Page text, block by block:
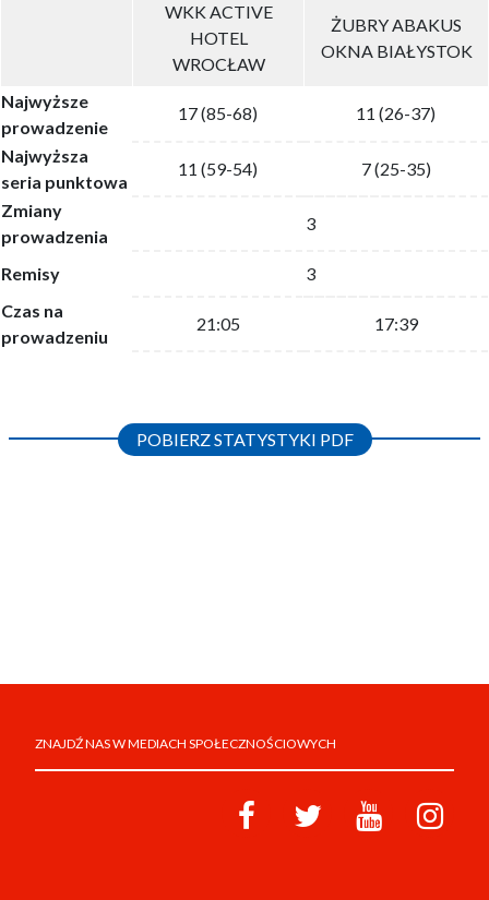
WKK ACTIVE
HOTEL
WROCŁAW
ŻUBRY ABAKUS
OKNA BIAŁYSTOK
Najwyższe
prowadzenie
17 (85-68) 11 (26-37)
Najwyższa
seria punktowa
11 (59-54)
7 (25-35)
Zmiany
prowadzenia
3
Remisy
3
Czas na
prowadzeniu
21:05 17:39
POBIERZ STATYSTYKI PDF
ZNAJDŹ NAS W MEDIACH SPOŁECZNOŚCIOWYCH